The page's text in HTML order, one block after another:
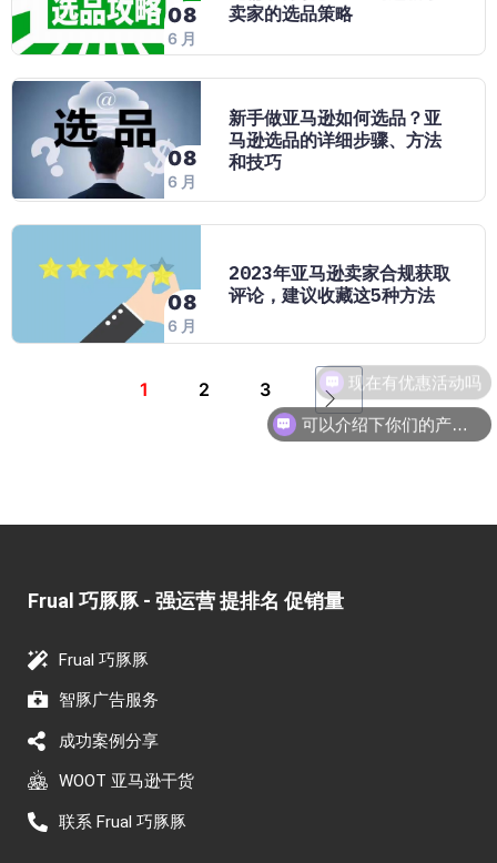
08
6 月
卖家的选品策略
08
6 月
新手做亚马逊如何选品？亚
马逊选品的详细步骤、方法
和技巧
08
6 月
2023年亚马逊卖家合规获取
评论，建议收藏这5种方法
1 2 3
Frual 巧豚豚 - 强运营 提排名 促销量​
Frual 巧豚豚
智豚广告服务
成功案例分享
WOOT 亚马逊干货
联系 Frual 巧豚豚
可以介绍下你们的产品么
现在有优惠活动吗